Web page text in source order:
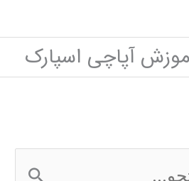
آپاچی اسپارک